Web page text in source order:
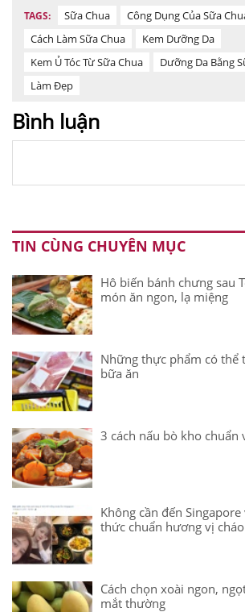
TAGS: Sữa Chua
Công Dụng Của Sữa
Cách Làm Sữa Chua
Kem Dưỡng Da
Kem Ủ Tóc Từ Sữa Chua
Dưỡng Da Bằng
Làm Đẹp
Bình luận
TIN CÙNG CHUYÊN MỤC
Hô biến bánh chưng sau
món ăn ngon, lạ miệng
Những thực phẩm có thể
bữa ăn
3 cách nấu bò kho chuẩn
Không cần đến
thức chuẩn hương vị
Cách chọn xoài ngon,
mắt thường